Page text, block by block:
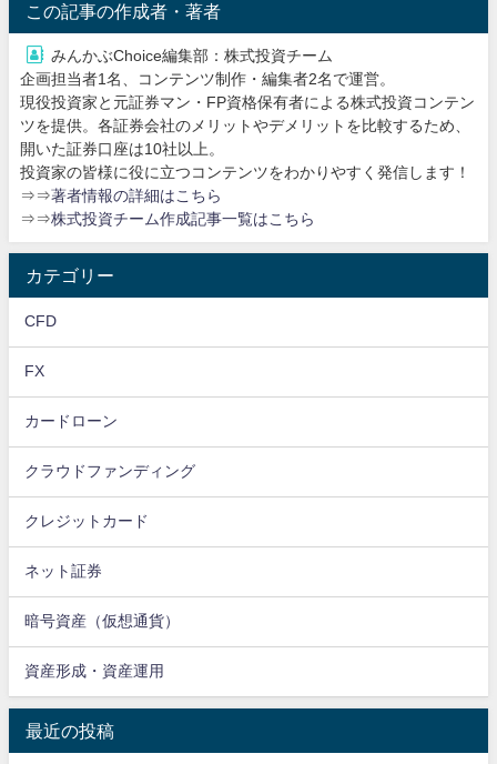
この記事の作成者・著者
みんかぶChoice編集部：株式投資チーム
企画担当者1名、コンテンツ制作・編集者2名で運営。
現役投資家と元証券マン・FP資格保有者による株式投資コンテン
ツを提供。各証券会社のメリットやデメリットを比較するため、
開いた証券口座は10社以上。
投資家の皆様に役に立つコンテンツをわかりやすく発信します！
⇒⇒著者情報の詳細はこちら
⇒⇒株式投資チーム作成記事一覧はこちら
カテゴリー
CFD
FX
カードローン
クラウドファンディング
クレジットカード
ネット証券
暗号資産（仮想通貨）
資産形成・資産運用
最近の投稿